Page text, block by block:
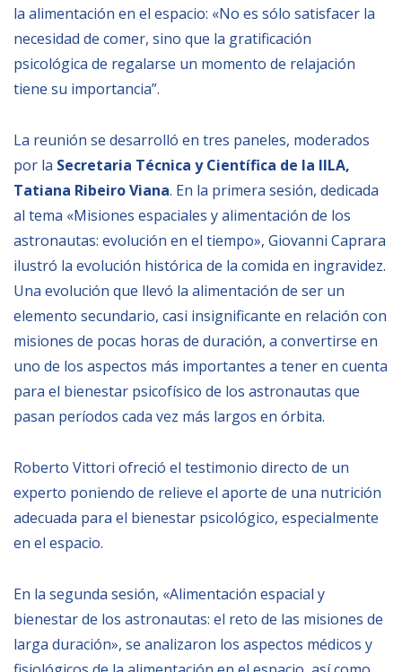
la alimentación en el espacio: «No es sólo satisfacer la
necesidad de comer, sino que la gratificación
psicológica de regalarse un momento de relajación
tiene su importancia”.
La reunión se desarrolló en tres paneles, moderados
por la Secretaria Técnica y Científica de la IILA,
Tatiana Ribeiro Viana. En la primera sesión, dedicada
al tema «Misiones espaciales y alimentación de los
astronautas: evolución en el tiempo», Giovanni Caprara
ilustró la evolución histórica de la comida en ingravidez.
Una evolución que llevó la alimentación de ser un
elemento secundario, casi insignificante en relación con
misiones de pocas horas de duración, a convertirse en
uno de los aspectos más importantes a tener en cuenta
para el bienestar psicofísico de los astronautas que
pasan períodos cada vez más largos en órbita.
Roberto Vittori ofreció el testimonio directo de un
experto poniendo de relieve el aporte de una nutrición
adecuada para el bienestar psicológico, especialmente
en el espacio.
En la segunda sesión, «Alimentación espacial y
bienestar de los astronautas: el reto de las misiones de
larga duración», se analizaron los aspectos médicos y